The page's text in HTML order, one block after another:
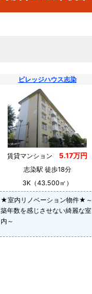
ビレッジハウス志染
賃貸マンション 5.17万円
志染駅 徒歩18分
3K（43.500㎡）
★室内リノベーション物件★～
築年数を感じさせない綺麗な室
内～